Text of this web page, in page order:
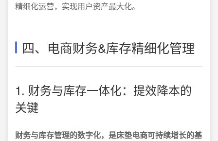
精细化运营，实现用户资产最大化。
四、电商财务&库存精细化管理
1. 财务与库存一体化：提效降本的
关键
财务与库存管理的数字化，是床垫电商可持续增长的基